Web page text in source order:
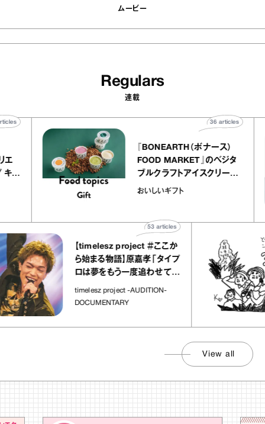
ムービー
Regulars
連載
アトリエ
ープ キャ
40
『BONEARTH（ボナース）
FOOD MARKET』のベジタ
ブルクラフトアイスクリーム
｜真野知子の「おいしいギフ
おいしいギフト
36
【timelesz project ＃ここか
ら始まる物語】原嘉孝「タイプ
ロは夢をもう一度追わせてく
れた場所」
timelesz project -AUDITION-
DOCUMENTARY
articles
View all